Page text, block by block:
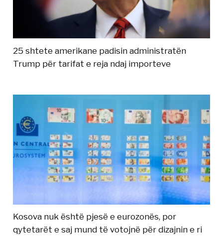
25 shtete amerikane padisin administratën
Trump për tarifat e reja ndaj importeve
Kosova nuk është pjesë e eurozonës, por
qytetarët e saj mund të votojnë për dizajnin e ri